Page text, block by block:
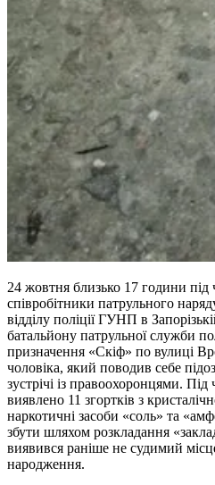
24 жовтня близько 17 години під
співробітники патрульного
відділу поліції ГУНП в
батальйону патрульної служби
призначення «Скіф» по вулиці
чоловіка, який поводив себе
зустрічі із правоохоронцями. Під
виявлено 11 згортків з
наркотичні засоби «соль» та
збути шляхом розкладання
виявився раніше не судимий
народження.